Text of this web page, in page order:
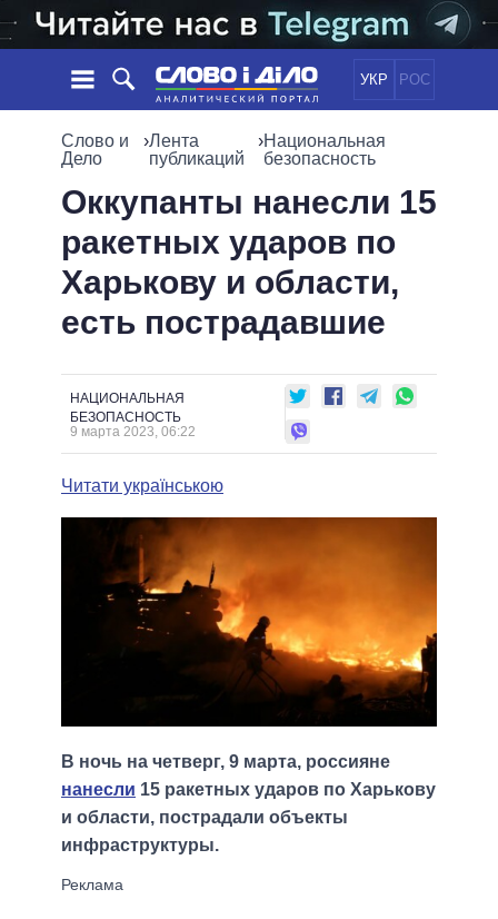
УКР РОС
НОВОСТИ
ЛЕНТА
СОБЫТИЯ
СТАТЬИ
МНЕНИЯ
ОБЗОРЫ
ОБЩЕСТВО
МИР
ПОЛИТИКИ
ВСЕ ПОЛИТИКИ
ПРЕЗИДЕНТ И ОФИС
ГЛАВЫ ОБЛАДМИНИСТРАЦИЙ
МЭРЫ
ВСЕ ПЕРСОНЫ
ИНФОГРАФИКА
ВИДЕО
ПОДДЕРЖАТЬ
СРАВНЕНИЕ ПОЛИТИКОВ
Слово и
Дело
›Лента
публикаций
›Национальная
безопасность
Оккупанты нанесли 15
ракетных ударов по
Харькову и области,
есть пострадавшие
НАЦИОНАЛЬНАЯ
БЕЗОПАСНОСТЬ
9 марта 2023, 06:22
Читати українською
В ночь на четверг, 9 марта, россияне
нанесли 15 ракетных ударов по Харькову
и области, пострадали объекты
инфраструктуры.